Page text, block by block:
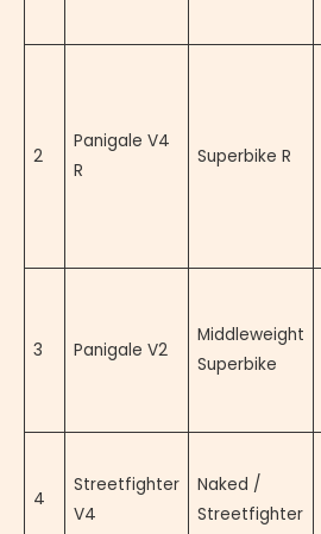
2
Panigale V4
R
Superbike R
3 Panigale V2
Middleweight
Superbike
4
Streetfighter
V4
Naked /
Streetfighter